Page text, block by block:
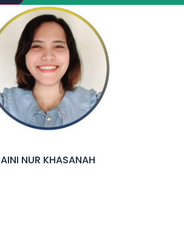
AINI NUR KHASANAH